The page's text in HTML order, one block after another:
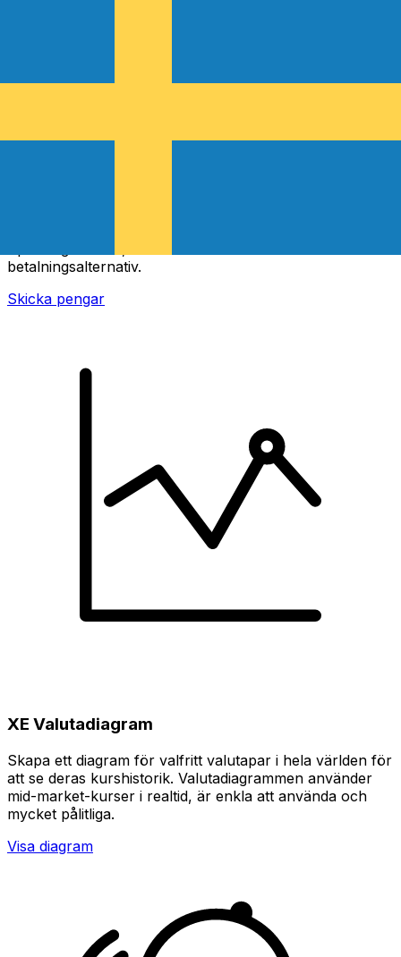
betalningsalternativ.
Skicka pengar
XE Valutadiagram
Skapa ett diagram för valfritt valutapar i hela världen för
att se deras kurshistorik. Valutadiagrammen använder
mid-market-kurser i realtid, är enkla att använda och
mycket pålitliga.
Visa diagram